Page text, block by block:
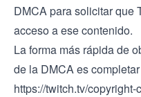
DMCA para solicitar que
acceso a ese contenido.
La forma más rápida de
de la DMCA es
https://twitch.tv/copyright-